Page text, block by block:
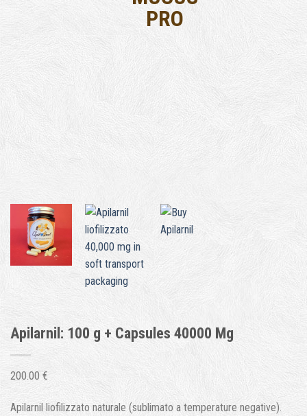
Apilarnil: 100 g + Capsules 40000 Mg
200.00 €
Apilarnil liofilizzato naturale (sublimato a temperature negative).